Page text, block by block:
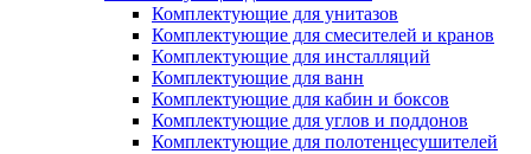
Комплектующие для унитазов
Комплектующие для смесителей и кранов
Комплектующие для инсталляций
Комплектующие для ванн
Комплектующие для кабин и боксов
Комплектующие для углов и поддонов
Комплектующие для полотенцесушителей